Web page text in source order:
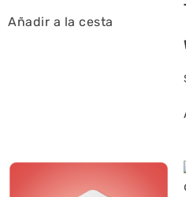
Añadir a la cesta